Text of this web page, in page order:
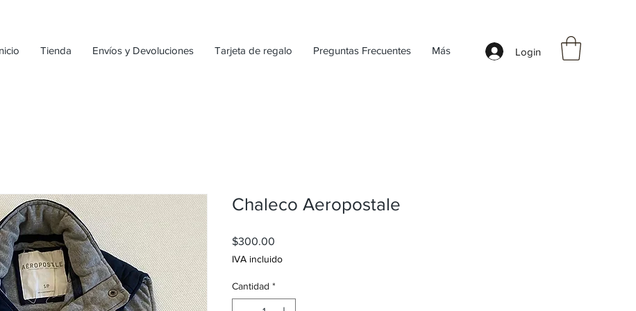
Tienda Envíos y Devoluciones Tarjeta de regalo Preguntas Frecuentes Más Login
Chaleco Aeropostale
$300.00
IVA incluido
Cantidad *